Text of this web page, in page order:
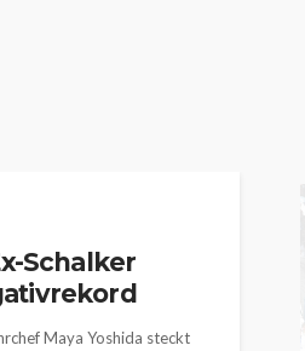
Schalker
Maya Yoshida steckt